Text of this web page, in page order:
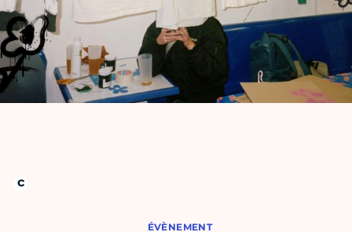
ÉVÈNEMENT